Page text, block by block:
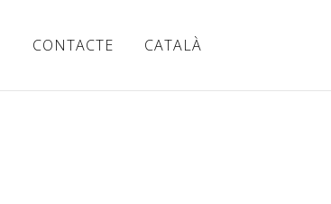
CONTACTE CATALÀ